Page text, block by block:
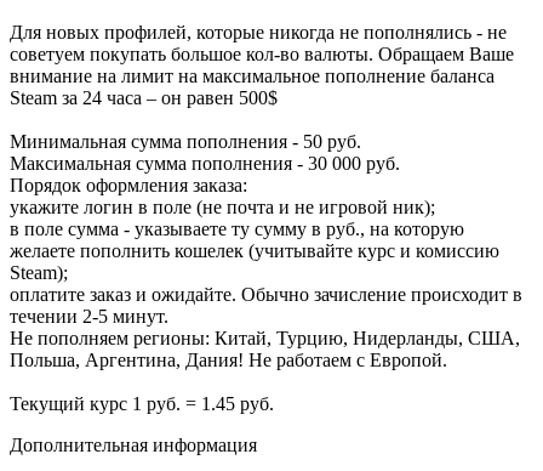
Для новых профилей, которые никогда не пополнялись - не
советуем покупать большое кол-во валюты. Обращаем Ваше
внимание на лимит на максимальное пополнение баланса
Steam за 24 часа – он равен 500$
Минимальная сумма пополнения - 50 руб.
Максимальная сумма пополнения - 30 000 руб.
Порядок оформления заказа:
укажите логин в поле (не почта и не игровой ник);
в поле сумма - указываете ту сумму в руб., на которую
желаете пополнить кошелек (учитывайте курс и комиссию
Steam);
оплатите заказ и ожидайте. Обычно зачисление происходит в
течении 2-5 минут.
Не пополняем регионы: Китай, Турцию, Нидерланды, США,
Польша, Аргентина, Дания! Не работаем с Европой.
Текущий курс 1 руб. = 1.45 руб.
Дополнительная информация